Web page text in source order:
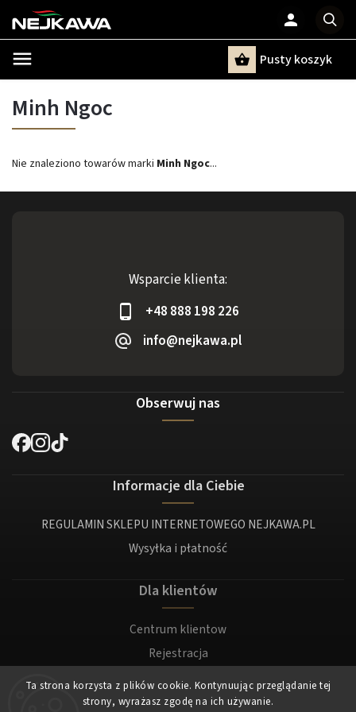
Ta strona korzysta z plików cookie. Kontynuując przeglądanie tej
strony, wyrażasz zgodę na ich używanie.
Pusty koszyk
Minh Ngoc
Nie znaleziono towarów marki Minh Ngoc...
Wsparcie klienta:
+48 888 198 226
info@nejkawa.pl
Obserwuj nas
Informacje dla Ciebie
REGULAMIN SKLEPU INTERNETOWEGO NEJKAWA.PL
Wysyłka i płatność
Dla klientów
Centrum klientow
Rejestracja
Zaloguj sie